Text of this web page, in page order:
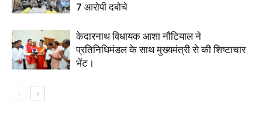
7 आरोपी दबोचे
केदारनाथ विधायक आशा नौटियाल ने
प्रतिनिधिमंडल के साथ मुख्यमंत्री से की शिष्टाचार
भेंट।